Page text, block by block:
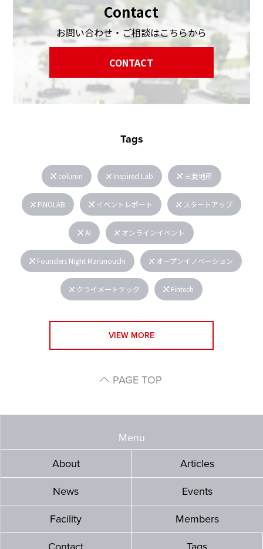
Contact
お問い合わせ・ご相談はこちらから
CONTACT
Tags
column Inspired.Lab 三菱地所
FINOLAB イベントレポート スタートアップ
AI オンラインイベント
Founders Night Marunouchi オープンイノベーション
クライメートテック Fintech
VIEW MORE
PAGE TOP
Menu
About
Articles
News Events
Facility Members